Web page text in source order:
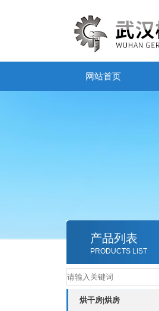
网站首页
产品列表
PRODUCTS LIST
烘干房|烘房